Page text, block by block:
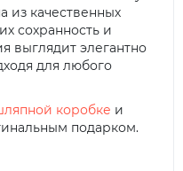
из качественных
сохранность и
выглядит элегантно
для любого
коробке и
подарком.